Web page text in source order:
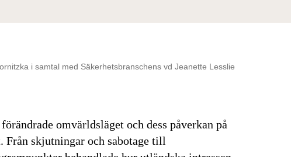
i samtal med Säkerhetsbranschens vd Jeanette Lesslie
omvärldsläget och dess påverkan på
Från skjutningar och sabotage till